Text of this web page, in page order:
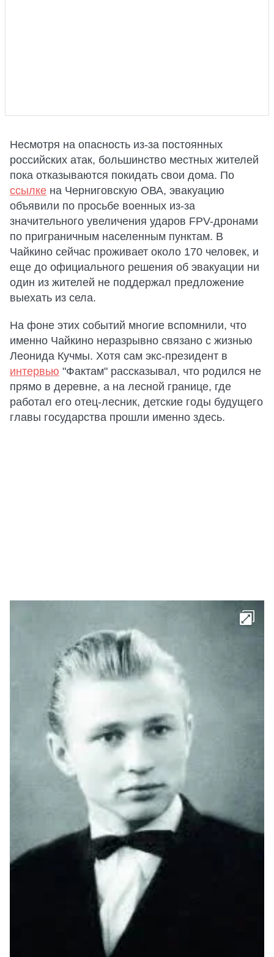
Несмотря на опасность из-за постоянных
российских атак, большинство местных жителей
пока отказываются покидать свои дома. По
ссылке на Черниговскую ОВА, эвакуацию
объявили по просьбе военных из-за
значительного увеличения ударов FPV-дронами
по приграничным населенным пунктам. В
Чайкино сейчас проживает около 170 человек, и
еще до официального решения об эвакуации ни
один из жителей не поддержал предложение
выехать из села.
На фоне этих событий многие вспомнили, что
именно Чайкино неразрывно связано с жизнью
Леонида Кучмы. Хотя сам экс-президент в
интервью "Фактам" рассказывал, что родился не
прямо в деревне, а на лесной границе, где
работал его отец-лесник, детские годы будущего
главы государства прошли именно здесь.